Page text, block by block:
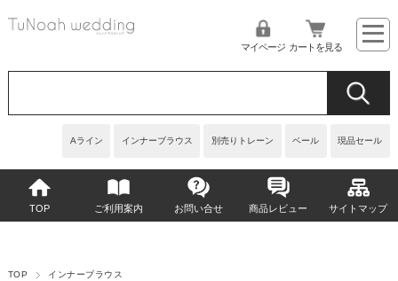
Aライン インナーブラウス 別売りトレーン ベール 現品セール
マイページ カートを見る
TOP ご利用案内 お問い合せ 商品レビュー サイトマップ
TOP インナーブラウス